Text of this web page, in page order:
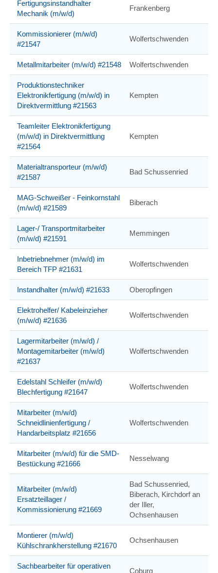
Fertigungsinstandhalter
Mechanik (m/w/d)
Frankenberg
Kommissionierer (m/w/d)
#21547
Wolfertschwenden
Metallmitarbeiter (m/w/d) #21548 Wolfertschwenden
Produktionstechniker
Elektronikfertigung (m/w/d) in
Direktvermittlung #21563
Kempten
Teamleiter Elektronikfertigung
(m/w/d) in Direktvermittlung
#21564
Kempten
Materialtransporteur (m/w/d)
#21587
Bad Schussenried
MAG-Schweißer - Feinkornstahl
(m/w/d) #21589
Biberach
Lager-/ Transportmitarbeiter
(m/w/d) #21591
Memmingen
Inbetriebnehmer (m/w/d) im
Bereich TFP #21631
Wolfertschwenden
Instandhalter (m/w/d) #21633 Oberopfingen
Elektrohelfer/ Kabeleinzieher
(m/w/d) #21636
Wolfertschwenden
Lagermitarbeiter (m/w/d) /
Montagemitarbeiter (m/w/d)
#21637
Wolfertschwenden
Edelstahl Schleifer (m/w/d)
Blechfertigung #21647
Wolfertschwenden
Mitarbeiter (m/w/d)
Schneidlinienfertigung /
Handarbeitsplatz #21656
Wolfertschwenden
Mitarbeiter (m/w/d) für die SMD-
Bestückung #21666
Nesselwang
Mitarbeiter (m/w/d)
Ersatzteillager /
Kommissionierung #21669
Bad Schussenried,
Biberach, Kirchdorf an
der Iller,
Ochsenhausen
Montierer (m/w/d)
Kühlschrankherstellung #21670
Ochsenhausen
Sachbearbeiter für operativen
Coburg